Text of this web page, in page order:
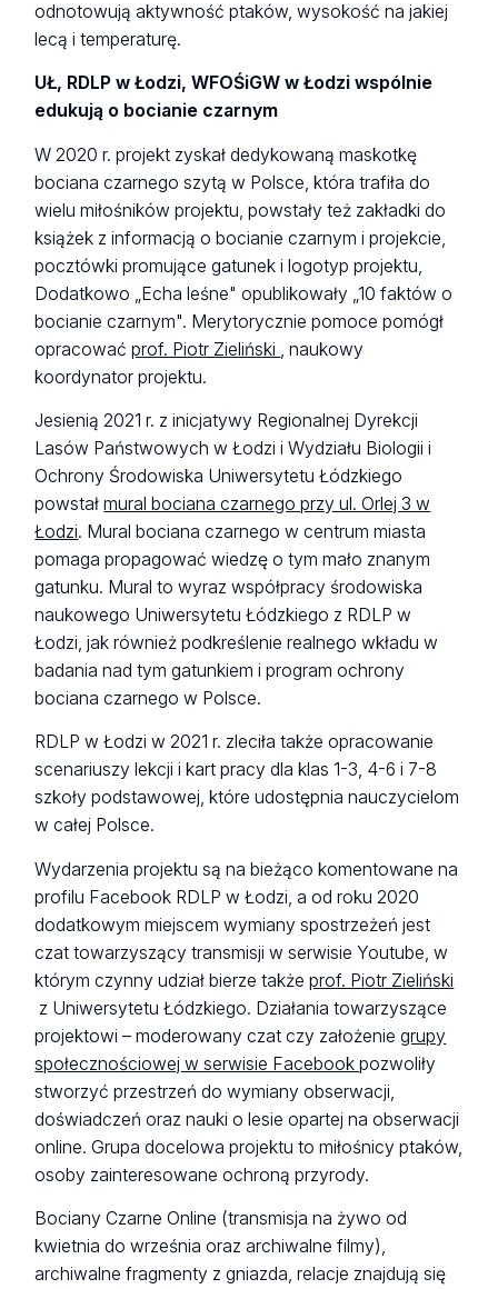
odnotowują aktywność ptaków, wysokość na jakiej
lecą i temperaturę.
UŁ, RDLP w Łodzi, WFOŚiGW w Łodzi wspólnie
edukują o bocianie czarnym
W 2020 r. projekt zyskał dedykowaną maskotkę
bociana czarnego szytą w Polsce, która trafiła do
wielu miłośników projektu, powstały też zakładki do
książek z informacją o bocianie czarnym i projekcie,
pocztówki promujące gatunek i logotyp projektu,
Dodatkowo „Echa leśne" opublikowały „10 faktów o
bocianie czarnym". Merytorycznie pomoce pomógł
opracowaćprof. Piotr Zieliński
, naukowy
koordynator projektu.
Jesienią 2021 r. z inicjatywy Regionalnej Dyrekcji
Lasów Państwowych w Łodzi i Wydziału Biologii i
Ochrony Środowiska Uniwersytetu Łódzkiego
powstałmural bociana czarnego przy ul. Orlej 3 w
Łodzi. Mural bociana czarnego w centrum miasta
pomaga propagować wiedzę o tym mało znanym
gatunku. Mural to wyraz współpracy środowiska
naukowego Uniwersytetu Łódzkiego z RDLP w
Łodzi, jak również podkreślenie realnego wkładu w
badania nad tym gatunkiem i program ochrony
bociana czarnego w Polsce.
RDLP w Łodzi w 2021 r. zleciła także opracowanie
scenariuszy lekcji i kart pracy dla klas 1-3, 4-6 i 7-8
szkoły podstawowej, które udostępnia nauczycielom
w całej Polsce.
Wydarzenia projektu są na bieżąco komentowane na
profilu Facebook RDLP w Łodzi, a od roku 2020
dodatkowym miejscem wymiany spostrzeżeń jest
czat towarzyszący transmisji w serwisie Youtube, w
którym czynny udział bierze takżeprof. Piotr Zieliński
z Uniwersytetu Łódzkiego. Działania towarzyszące
projektowi – moderowany czat czy założeniegrupy
społecznościowej w serwisie Facebookpozwoliły
stworzyć przestrzeń do wymiany obserwacji,
doświadczeń oraz nauki o lesie opartej na obserwacji
online. Grupa docelowa projektu to miłośnicy ptaków,
osoby zainteresowane ochroną przyrody.
Bociany Czarne Online (transmisja na żywo od
kwietnia do września oraz archiwalne filmy),
archiwalne fragmenty z gniazda, relacje znajdują się